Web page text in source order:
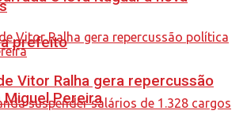
prefeito
Vitor Ralha gera repercussão
Pereira